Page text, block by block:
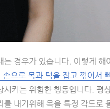
경우가 있습니다. 이렇게 해
손으로 목과 턱을 잡고 꺾어서
키는 위험한 행동입니다. 평
내기위해 목을 특정 각도로